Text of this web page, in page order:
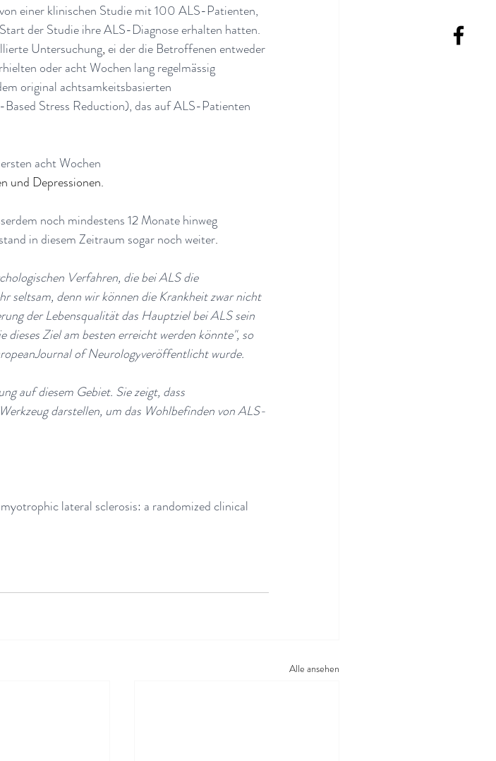
einer klinischen Studie mit 100 ALS-Patienten,
der Studie ihre ALS-Diagnose erhalten hatten.
Untersuchung, ei der die Betroffenen entweder
oder acht Wochen lang regelmässig
original achtsamkeitsbasierten
Stress Reduction), das auf ALS-Patienten
acht Wochen
und Depressionen.
noch mindestens 12 Monate hinweg
in diesem Zeitraum sogar noch weiter.
Verfahren, die bei ALS die
seltsam, denn wir können die Krankheit zwar nicht
der Lebensqualität das Hauptziel bei ALS sein
Ziel am besten erreicht werden könnte", so
of Neurologyveröffentlicht wurde.
auf diesem Gebiet. Sie zeigt, dass
darstellen, um das Wohlbefinden von ALS-
lateral sclerosis: a randomized clinical
Alle ansehen